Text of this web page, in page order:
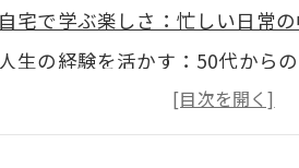
自宅で学ぶ楽しさ：忙しい日常
人生の経験を活かす：50代から
好きなジャンルに挑戦！無理なく
びを通じて得る新しい仲間たち